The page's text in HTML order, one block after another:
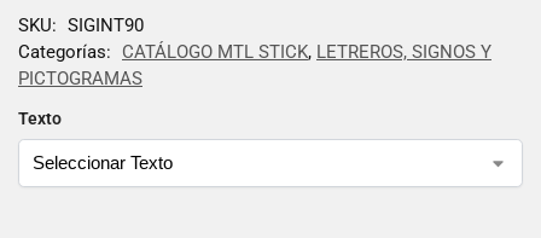
Texto
SKU: SIGINT90
Categorías:
CATÁLOGO MTL STICK, LETREROS, SIGNOS Y
PICTOGRAMAS